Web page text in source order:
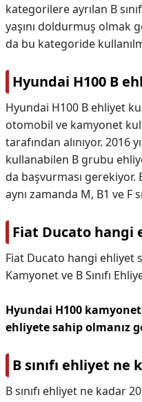
kategorilere ayrılan B
yaşını doldurmuş olmak
da bu kategoride
Hyundai H100 B
Hyundai H100 B ehliyet
otomobil ve kamyonet
tarafından alınıyor. 2016
kullanabilen B grubu
da başvurması gerekiyor.
aynı zamanda M, B1 ve F
Fiat Ducato hangi
Fiat Ducato hangi ehliyet
Kamyonet ve B Sınıfı
Hyundai H100
ehliyete sahip olmanız
B sınıfı ehliyet ne
B sınıfı ehliyet ne kadar